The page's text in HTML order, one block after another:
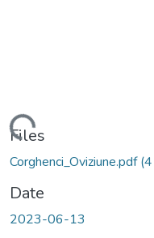
Loading...
Files
Corghenci_Oviziune.pdf
Date
2023-06-13